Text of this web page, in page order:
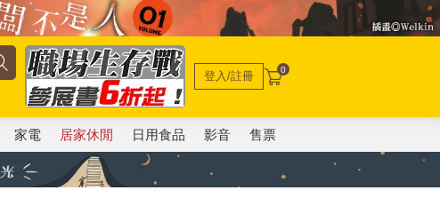
登入/註冊 0
家電 居家休閒 日用食品 影音 售票